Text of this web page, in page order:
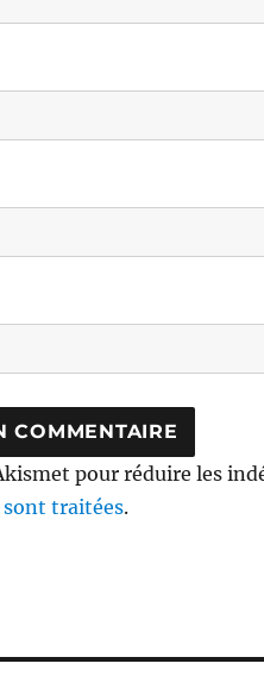
pour réduire les
traitées.